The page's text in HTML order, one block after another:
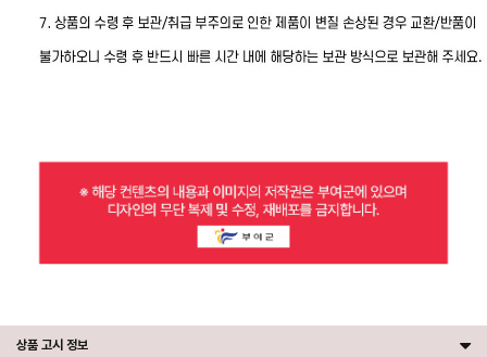
상품 고시 정보